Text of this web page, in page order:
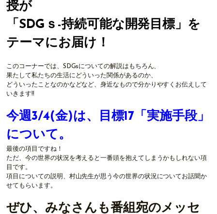
授が
「SDGｓ-持続可能な開発目標」を
テーマにお届け！
このコーナーでは、SDGsについての解説はもちろん、
果たして私たちの生活にどういった関係があるのか、
どういったことなのかなどなど、身近なもので分かりやすくお伝えして
いきます!!
今週3/4(金)は、目標17「実施手段」
について。
最後の項目ですね！
ただ、今の世界の状況を考えると一番頭を抱えてしまうかもしれない項
目です。
項目についての説明、村山先生が思う今の世界の状況についてお話聞か
せてもらいます。
ぜひ、みなさんも番組宛のメッセ